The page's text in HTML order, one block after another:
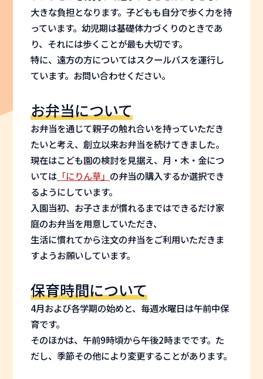
大きな負担となります。子どもも自分で歩く力を持
っています。幼児期は基礎体力づくりのときであ
り、それには歩くことが最も大切です。
特に、遠方の方についてはスクールバスを運行し
ています。お問い合わせください。
お弁当について
お弁当を通じて親子の触れ合いを持っていただき
たいと考え、創立以来お弁当を続けてきました。
現在はこども園の検討を見据え、月・木・金につ
いては 「にりん草」 の弁当の購入するか選択でき
るようにしています。
入園当初、お子さまが慣れるまではできるだけ家
庭のお弁当を用意していただき、
生活に慣れてから注文の弁当をご利用いただきま
すようお願いしています。
保育時間について
4月および各学期の始めと、毎週水曜日は午前中保
育です。
そのほかは、午前9時頃から午後2時までです。た
だし、季節その他により変更することがあります。